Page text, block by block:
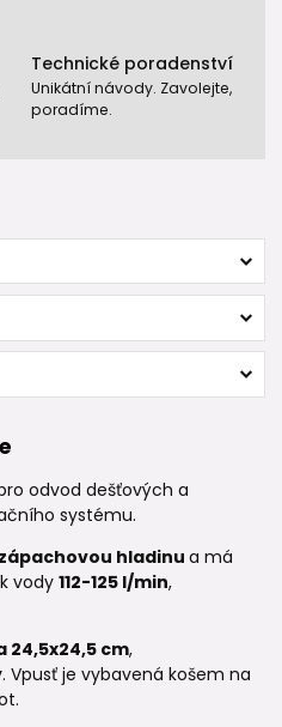
Technické poradenství
Unikátní návody. Zavolejte,
poradíme.
odvod dešťových a
systému.
hladinu a má
vody112-125 l/min,
24,5x24,5 cm,
. Vpusť je vybavená košem na